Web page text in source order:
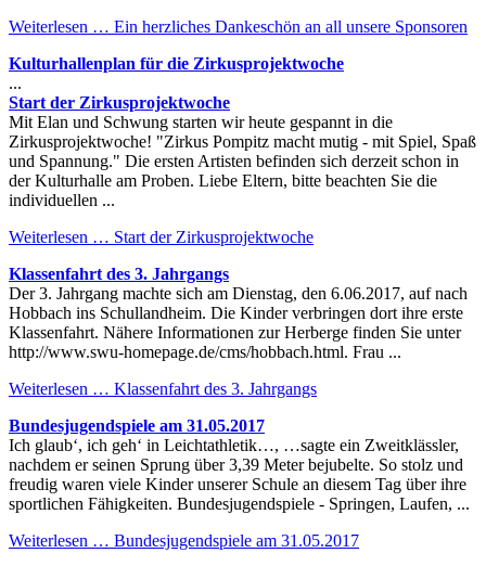
Weiterlesen … Ein herzliches Dankeschön an all unsere Sponsoren
Kulturhallenplan für die Zirkusprojektwoche
...
Start der Zirkusprojektwoche
Mit Elan und Schwung starten wir heute gespannt in die
Zirkusprojektwoche! "Zirkus Pompitz macht mutig - mit Spiel, Spaß
und Spannung." Die ersten Artisten befinden sich derzeit schon in
der Kulturhalle am Proben. Liebe Eltern, bitte beachten Sie die
individuellen ...
Weiterlesen … Start der Zirkusprojektwoche
Klassenfahrt des 3. Jahrgangs
Der 3. Jahrgang machte sich am Dienstag, den 6.06.2017, auf nach
Hobbach ins Schullandheim. Die Kinder verbringen dort ihre erste
Klassenfahrt. Nähere Informationen zur Herberge finden Sie unter
http://www.swu-homepage.de/cms/hobbach.html. Frau ...
Weiterlesen … Klassenfahrt des 3. Jahrgangs
Bundesjugendspiele am 31.05.2017
Ich glaub‘, ich geh‘ in Leichtathletik…, …sagte ein Zweitklässler,
nachdem er seinen Sprung über 3,39 Meter bejubelte. So stolz und
freudig waren viele Kinder unserer Schule an diesem Tag über ihre
sportlichen Fähigkeiten. Bundesjugendspiele - Springen, Laufen, ...
Weiterlesen … Bundesjugendspiele am 31.05.2017